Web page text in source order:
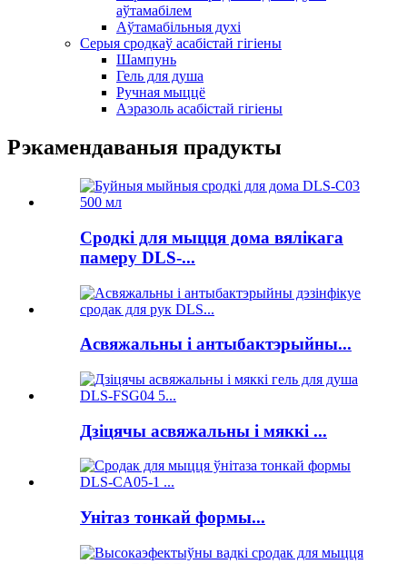
аўтамабілем
Аўтамабільныя духі
Серыя сродкаў асабістай гігіены
Шампунь
Гель для душа
Ручная мыццё
Аэразоль асабістай гігіены
Рэкамендаваныя прадукты
Сродкі для мыцця дома вялікага
памеру DLS-...
Асвяжальны і антыбактэрыйны...
Дзіцячы асвяжальны і мяккі ...
Унітаз тонкай формы...